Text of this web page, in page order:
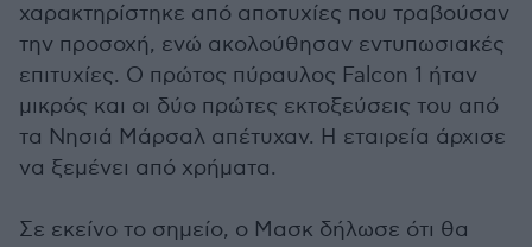
χαρακτηρίστηκε από αποτυχίες που τραβούσαν
την προσοχή, ενώ ακολούθησαν εντυπωσιακές
επιτυχίες. Ο πρώτος πύραυλος Falcon 1 ήταν
μικρός και οι δύο πρώτες εκτοξεύσεις του από
τα Νησιά Μάρσαλ απέτυχαν. Η εταιρεία άρχισε
να ξεμένει από χρήματα.
Σε εκείνο το σημείο, ο Μασκ δήλωσε ότι θα